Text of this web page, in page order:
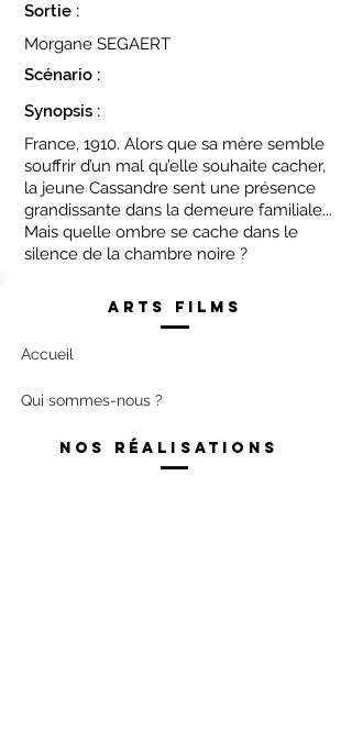
Sortie :
Morgane SEGAERT
Scénario :
Synopsis :
France, 1910. Alors que sa mère semble
souffrir d’un mal qu’elle souhaite cacher,
la jeune Cassandre sent une présence
grandissante dans la demeure familiale...
Mais quelle ombre se cache dans le
silence de la chambre noire ?
Arts films
Accueil
Qui sommes-nous ?
Nos réalisations